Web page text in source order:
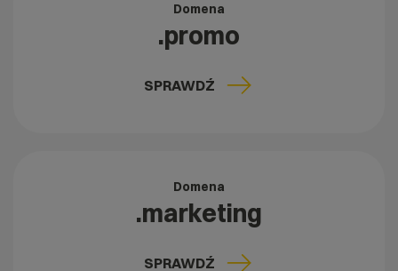
Domena
.promo
SPRAWDŹ
Domena
.marketing
SPRAWDŹ